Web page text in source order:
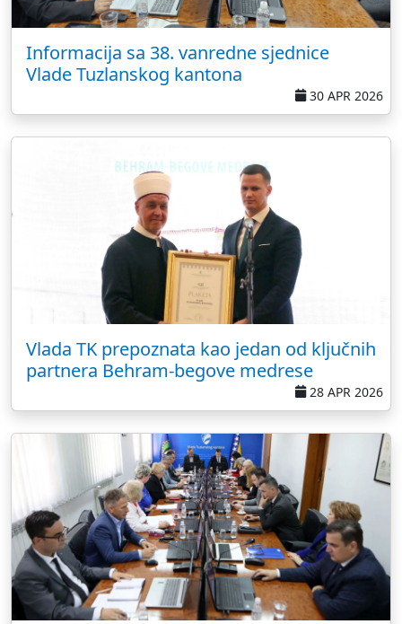
Informacija sa 38. vanredne sjednice
Vlade Tuzlanskog kantona
30 APR 2026
Vlada TK prepoznata kao jedan od ključnih
partnera Behram-begove medrese
28 APR 2026